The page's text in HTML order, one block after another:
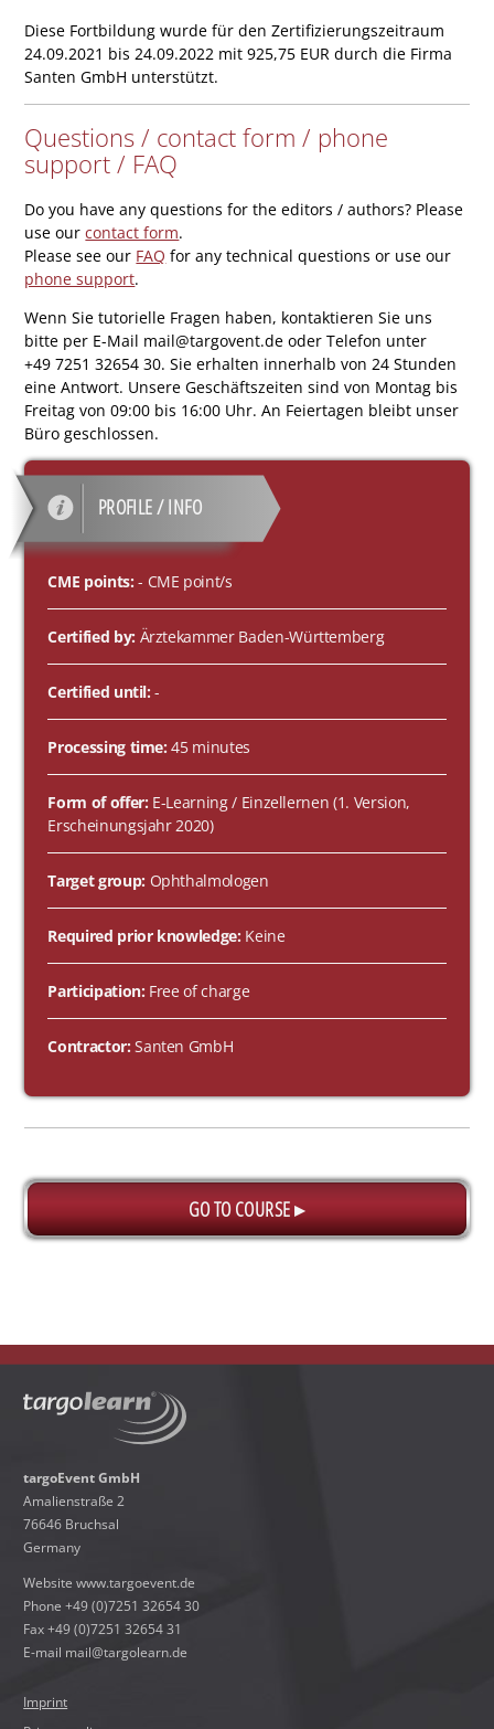
Diese Fortbildung wurde für den Zertifizierungszeitraum
24.09.2021 bis 24.09.2022 mit 925,75 EUR durch die Firma
Santen GmbH unterstützt.
Questions / contact form / phone
support / FAQ
Do you have any questions for the editors / authors? Please
use ourcontact form.
Please see our FAQ for any technical questions or use our
phone support.
Wenn Sie tutorielle Fragen haben, kontaktieren Sie uns
bitte per E-Mail mail@targovent.de oder Telefon unter
+49 7251 32654 30. Sie erhalten innerhalb von 24 Stunden
eine Antwort. Unsere Geschäftszeiten sind von Montag bis
Freitag von 09:00 bis 16:00 Uhr. An Feiertagen bleibt unser
Büro geschlossen.
PROFILE / INFO
CME points:- CME point/s
Certified by: Ärztekammer Baden-Württemberg
Certified until:-
Processing time:45 minutes
Form of offer: E-Learning / Einzellernen (1. Version,
Erscheinungsjahr 2020)
Target group: Ophthalmologen
Required prior knowledge: Keine
Participation: Free of charge
Contractor:Santen GmbH
GO TO COURSE ▸
targoEvent GmbH
Amalienstraße 2
76646 Bruchsal
Germany
Websitewww.targoevent.de
Phone +49 (0)7251 32654 30
Fax +49 (0)7251 32654 31
E-mail mail@targolearn.de
Imprint